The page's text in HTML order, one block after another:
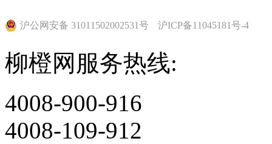
沪公网安备 31011502002531号 沪ICP备11045181号-4
柳橙网服务热线:
4008-900-916
4008-109-912